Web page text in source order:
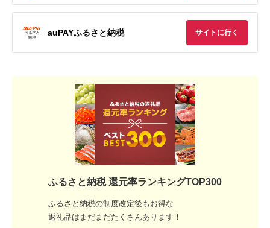
auPAYふるさと納税 サイトに行く
ふるさと納税 還元率ランキングTOP300
ふるさと納税の制度改定後もお得な
返礼品はまだまだたくさんあります！